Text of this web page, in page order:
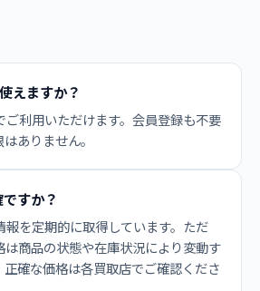
えますか？
ご利用いただけます。会員登録も不要
ありません。
すか？
報を定期的に取得しています。ただ
は商品の状態や在庫状況により変動す
確な価格は各買取店でご確認くださ